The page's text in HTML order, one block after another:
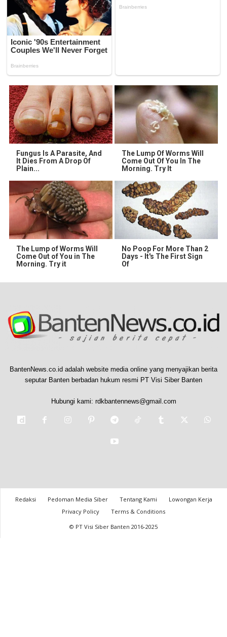
Fungus Is A Parasite, And
It Dies From A Drop Of
Plain...
The Lump Of Worms Will
Come Out Of You In The
Morning. Try It
The Lump of Worms Will
Come Out of You in The
Morning. Try it
No Poop For More Than 2
Days - It's The First Sign
Of
BantenNews.co.id adalah website media online yang menyajikan berita
seputar Banten berbadan hukum resmi PT Visi Siber Banten
Hubungi kami: rdkbantennews@gmail.com
Redaksi Pedoman Media Siber Tentang Kami
Lowongan Kerja
Privacy Policy
Terms & Conditions
© PT Visi Siber Banten 2016-2025